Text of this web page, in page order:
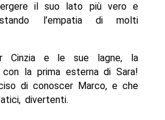
il suo lato più vero e
l’empatia di molti
Cinzia e le sue lagne, la
la prima esterna di Sara!
di conoscer Marco, e che
divertenti.